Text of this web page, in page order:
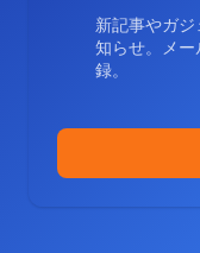
新記事やガ
知らせ。メ
録。